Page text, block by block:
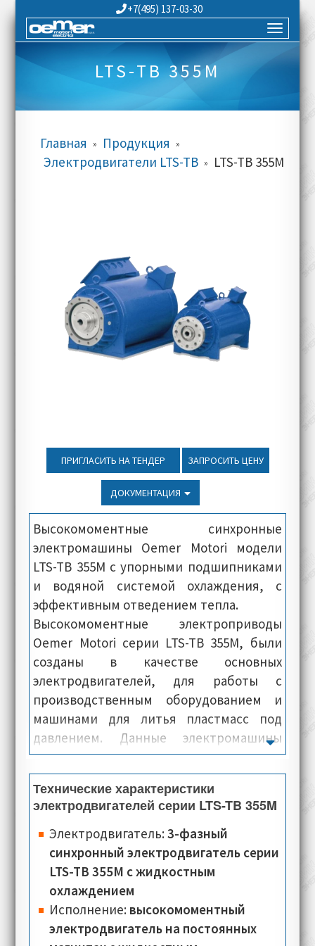
+7(495) 137-03-30
LTS-TB 355M
Главная » Продукция »
Электродвигатели LTS-TB » LTS-TB 355M
ПРИГЛАСИТЬ НА ТЕНДЕР ЗАПРОСИТЬ ЦЕНУ
ДОКУМЕНТАЦИЯ
Высокомоментные синхронные
электромашины Oemer Motori модели
LTS-TB 355M с упорными подшипниками
и водяной системой охлаждения, с
эффективным отведением тепла.
Высокомоментные электроприводы
Oemer Motori серии LTS-TB 355M, были
созданы в качестве основных
электродвигателей, для работы с
производственным оборудованием и
машинами для литья пластмасс под
давлением. Данные электромашины
имеют высокий крутящий момент,
максимальную скорость и высокую
точность позиционирования,
минимальный уровень шума.
Электродвигатели данной серии, уже на
местах можно быстро и легко
интегрировать в производственные
процессы, непосредственно на самих
предприятиях. Как правило,
электроприводы данной серии, с завода
Технические характеристики
электродвигателей серии LTS-TB 355M
Электродвигатель:3-фазный
синхронный электродвигатель серии
LTS-TB 355M с жидкостным
охлаждением
Исполнение: высокомоментный
электродвигатель на постоянных